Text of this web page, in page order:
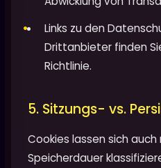
Links zu den
Drittanbieter finden
Richtlinie.
5. Sitzungs- vs.
Cookies lassen sich auch
Speicherdauer